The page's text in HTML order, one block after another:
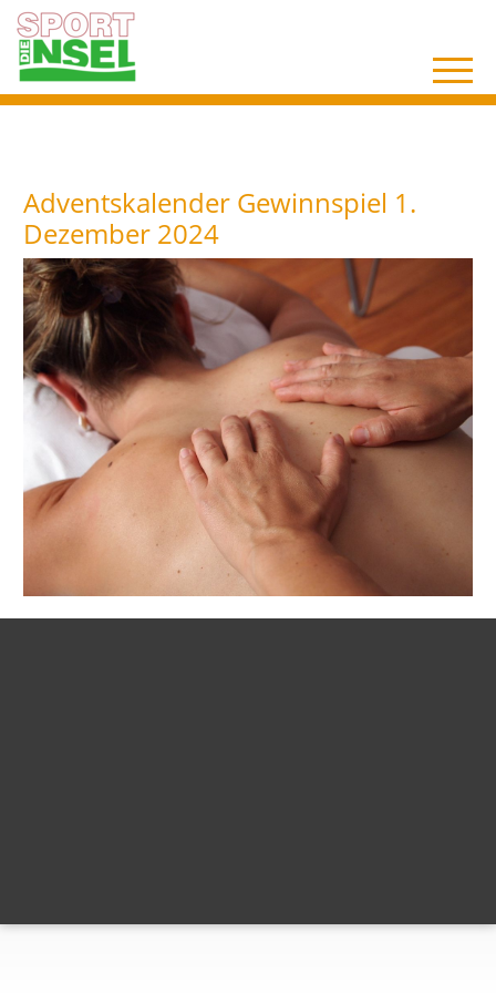
Adventskalender Gewinnspiel 1.
Dezember 2024